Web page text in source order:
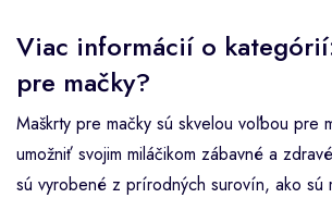
Viac informácií o
pre mačky?
Maškrty pre mačky sú skvelou voľbou pre
umožniť svojim miláčikom zábavné a
sú vyrobené z prírodných surovín, ako sú